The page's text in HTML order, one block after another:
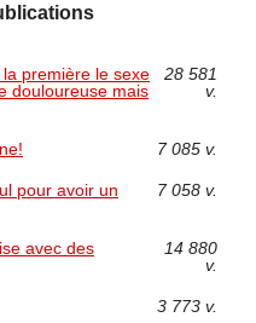
première le sexe
douloureuse mais
28 581
v.
7 085 v.
pour avoir un
7 058 v.
avec des
14 880
v.
3 773 v.